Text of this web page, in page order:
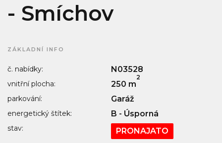
- Smíchov
ZÁKLADNÍ INFO
č. nabídky: N03528
vnitřní plocha: 250 m
2
parkování: Garáž
energetický štítek: B - Úsporná
stav: PRONAJATO